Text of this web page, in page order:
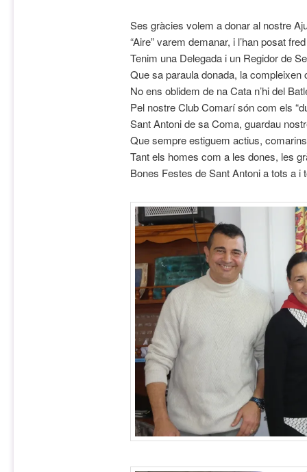
Ses gràcies volem a donar al nostre
“Aire” varem demanar, i l’han posat
Tenim una Delegada i un Regidor de
Que sa paraula donada, la compleixen
No ens oblidem de na Cata n’hi del
Pel nostre Club Comarí són com els
Sant Antoni de sa Coma, guardau
Que sempre estiguem actius,
Tant els homes com a les dones, les
Bones Festes de Sant Antoni a tots a i